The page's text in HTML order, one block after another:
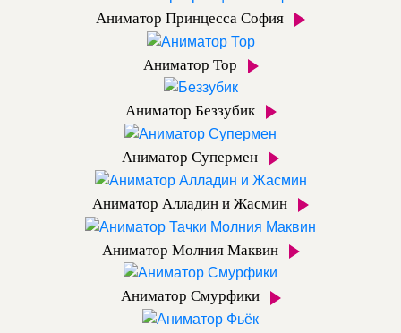
Аниматор Принцесса София
Аниматор Тор
Аниматор Беззубик
Аниматор Супермен
Аниматор Алладин и Жасмин
Аниматор Молния Маквин
Аниматор Смурфики